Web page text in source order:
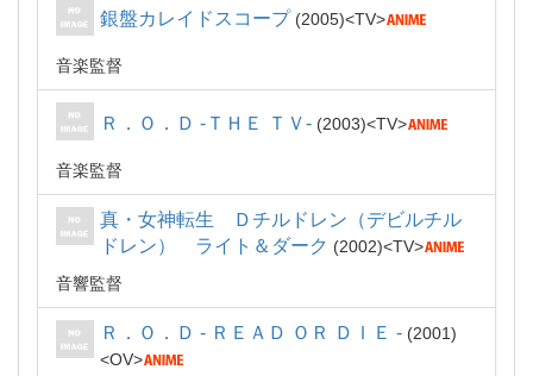
銀盤カレイドスコープ 2005 TV
音楽監督
Ｒ．Ｏ．Ｄ -ＴＨＥ ＴＶ- 2003 TV
音楽監督
真・女神転生 Ｄチルドレン（デビルチル
ドレン） ライト＆ダーク
2002
TV
音響監督
Ｒ．Ｏ．Ｄ - ＲＥＡＤ ＯＲ ＤＩＥ -
2001
OV